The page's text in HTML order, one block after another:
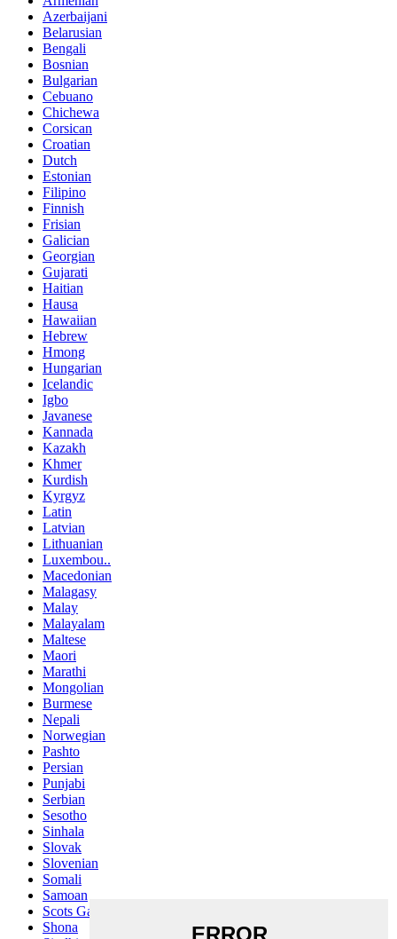
Azerbaijani
Belarusian
Bengali
Bosnian
Bulgarian
Cebuano
Chichewa
Corsican
Croatian
Dutch
Estonian
Filipino
Finnish
Frisian
Galician
Georgian
Gujarati
Haitian
Hausa
Hawaiian
Hebrew
Hmong
Hungarian
Icelandic
Igbo
Javanese
Kannada
Kazakh
Khmer
Kurdish
Kyrgyz
Latin
Latvian
Lithuanian
Luxembou..
Macedonian
Malagasy
Malay
Malayalam
Maltese
Maori
Marathi
Mongolian
Burmese
Nepali
Norwegian
Pashto
Persian
Punjabi
Serbian
Sesotho
Sinhala
Slovak
Slovenian
Somali
Samoan
Scots Gaelic
Shona